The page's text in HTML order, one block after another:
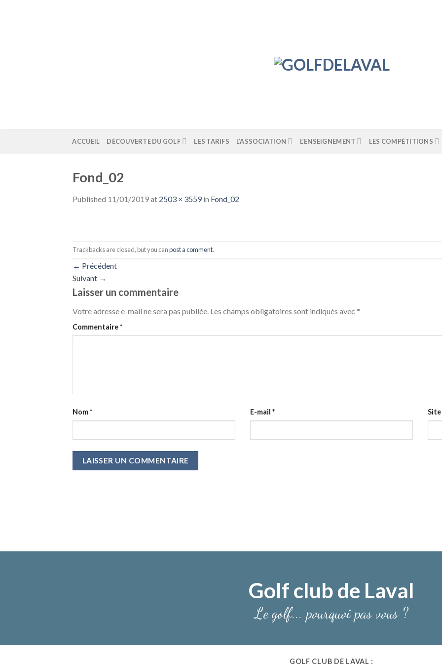
ACCUEIL DÉCOUVERTE DU GOLF LES TARIFS L’ASSOCIATION L’ENSEIGNEMENT LES COMPÉTITIONS
Fond_02
Published 11/01/2019at 2503 × 3559in Fond_02
Trackbacks are closed, but you canpost a comment.
← Précédent
Suivant →
Laisser un commentaire
Votre adresse e-mail ne sera pas publiée. Les champs obligatoires sont indiqués avec *
Commentaire*
Nom* E-mail * Site
Golf club de Laval
Le golf... pourquoi pas vous ?
GOLF CLUB DE LAVAL :